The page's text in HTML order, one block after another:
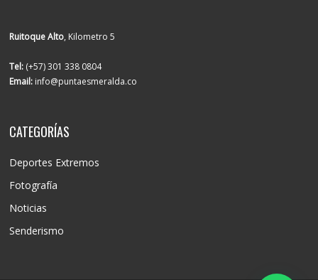
Ruitoque Alto, Kilometro 5
Tel: (+57) 301 338 0804
Email: info@puntaesmeralda.co
CATEGORÍAS
Deportes Extremos
Fotografía
Noticias
Senderismo